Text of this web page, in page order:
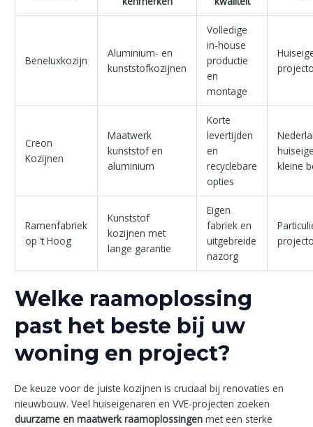
Beneluxkozijn
Aluminium- en
kunststofkozijnen
Volledige
in-house
productie
en
montage
Creon
Kozijnen
Maatwerk
kunststof en
aluminium
Korte
levertijden
en
recyclebare
opties
kleine
Ramenfabriek
op ’t Hoog
Kunststof
kozijnen met
lange garantie
Eigen
fabriek en
uitgebreide
nazorg
Welke raamoplossing
past het beste bij uw
woning en project?
De keuze voor de juiste kozijnen is cruciaal bij renovaties en
nieuwbouw. Veel huiseigenaren en VVE-projecten zoeken
duurzame en maatwerk raamoplossingen met een sterke